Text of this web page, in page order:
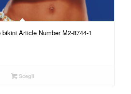
Article Number M2-8744-1
Scegli